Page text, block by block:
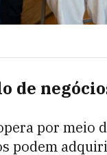
de
por meio
podem